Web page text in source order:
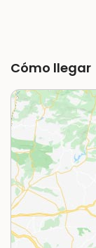
Cómo llegar